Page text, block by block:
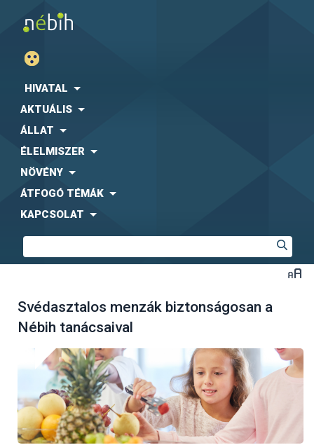
HIVATAL
AKTUÁLIS
ÁLLAT
ÉLELMISZER
NÖVÉNY
ÁTFOGÓ TÉMÁK
KAPCSOLAT
Svédasztalos menzák biztonságosan a
Nébih tanácsaival